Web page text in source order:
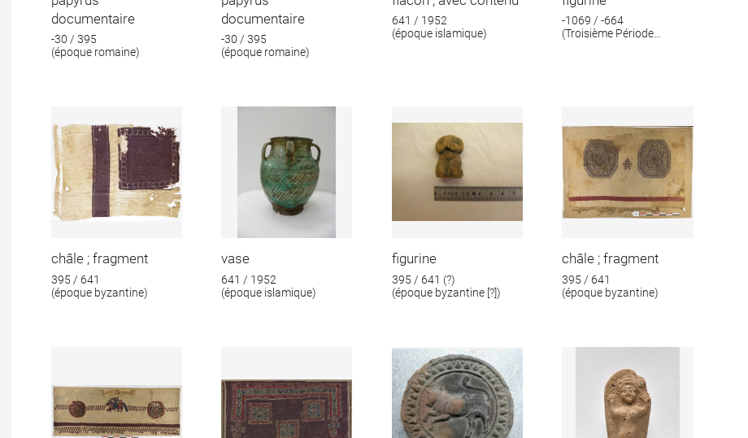
documentaire
-30 / 395
(époque romaine)
documentaire
-30 / 395
(époque romaine)
641 / 1952
(époque islamique)
-1069 / -664
(Troisième Période
châle ; fragment
395 / 641
(époque byzantine)
vase
641 / 1952
(époque islamique)
figurine
395 / 641 (?)
(époque byzantine [?])
châle ; fragment
395 / 641
(époque byzantine)